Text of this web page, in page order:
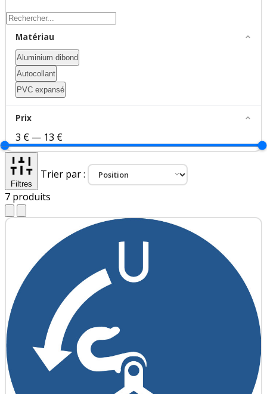
Matériau
Aluminium dibond
Autocollant
PVC expansé
Prix
3 € — 13 €
Filtres
Trier par :
7 produits